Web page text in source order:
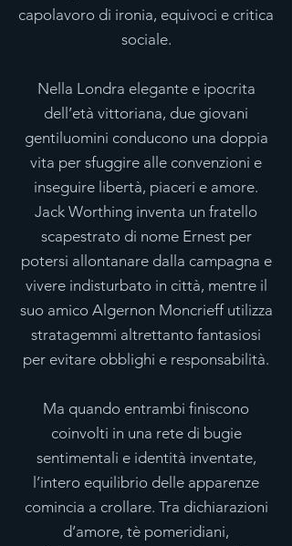
capolavoro di ironia, equivoci e critica
sociale.
Nella Londra elegante e ipocrita
dell’età vittoriana, due giovani
gentiluomini conducono una doppia
vita per sfuggire alle convenzioni e
inseguire libertà, piaceri e amore.
Jack Worthing inventa un fratello
scapestrato di nome Ernest per
potersi allontanare dalla campagna e
vivere indisturbato in città, mentre il
suo amico Algernon Moncrieff utilizza
stratagemmi altrettanto fantasiosi
per evitare obblighi e responsabilità.
Ma quando entrambi finiscono
coinvolti in una rete di bugie
sentimentali e identità inventate,
l’intero equilibrio delle apparenze
comincia a crollare. Tra dichiarazioni
d’amore, tè pomeridiani,